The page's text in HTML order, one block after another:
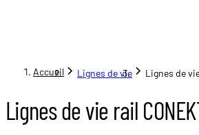
Accueil Lignes de vie Lignes de
Lignes de vie rail